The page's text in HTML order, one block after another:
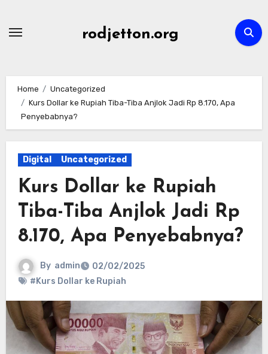
rodjetton.org
Home
Uncategorized
Kurs Dollar ke Rupiah Tiba-Tiba Anjlok Jadi Rp 8.170, Apa
Penyebabnya?
Digital Uncategorized
Kurs Dollar ke Rupiah
Tiba-Tiba Anjlok Jadi Rp
8.170, Apa Penyebabnya?
By admin
02/02/2025
#Kurs Dollar ke Rupiah